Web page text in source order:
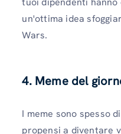
un'ottima idea
Wars.
4. Meme del
I meme sono spesso
propensi a diventare